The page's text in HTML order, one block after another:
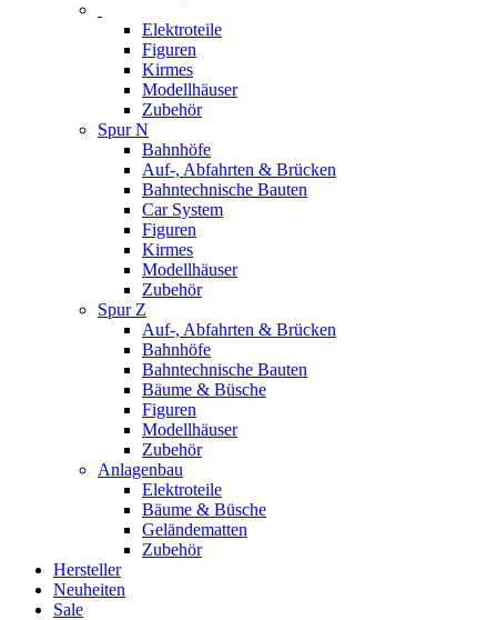
Elektroteile
Figuren
Kirmes
Modellhäuser
Zubehör
Spur N
Bahnhöfe
Auf-, Abfahrten & Brücken
Bahntechnische Bauten
Car System
Figuren
Kirmes
Modellhäuser
Zubehör
Spur Z
Auf-, Abfahrten & Brücken
Bahnhöfe
Bahntechnische Bauten
Bäume & Büsche
Figuren
Modellhäuser
Zubehör
Anlagenbau
Elektroteile
Bäume & Büsche
Geländematten
Zubehör
Hersteller
Neuheiten
Sale